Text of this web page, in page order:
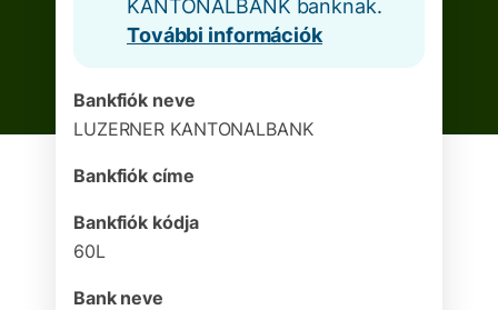
KANTONALBANK banknak.
További információk
Bankfiók neve
LUZERNER KANTONALBANK
Bankfiók címe
Bankfiók kódja
60L
Bank neve